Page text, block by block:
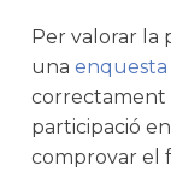
Per valorar la
una enquesta
correctament
participació
comprovar el